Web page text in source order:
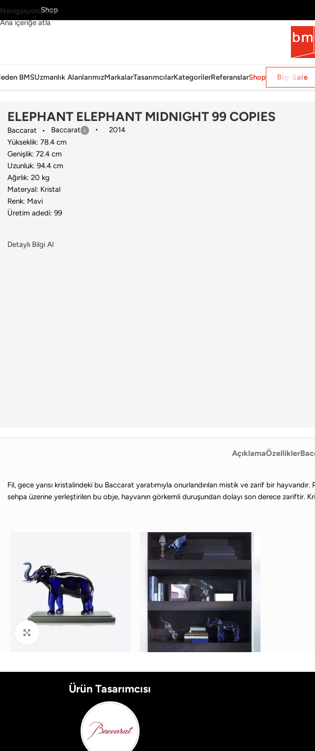
Navigasyona atla
Ana içeriğe atla
KeşfetShop
BMSUzmanlık AlanlarımızMarkalarTasarımcılarKategorilerReferanslarShop Big Sale
Ana Sayfa›Aksesuar›Dekoratif Obje›Baccarat›ELEPHANT ELEPHANT MIDNIGHT 99 COPIES
ELEPHANT ELEPHANT MIDNIGHT 99 COPIES
Baccarat Baccarat
2014
Yükseklik: 78.4 cm
Genişlik: 72.4 cm
Uzunluk: 94.4 cm
Ağırlık: 20 kg
Materyal: Kristal
Renk: Mavi
Üretim adedi: 99
Detaylı Bilgi Al
AçıklamaÖzellikler
Fil, gece yarısı kristalindeki bu Baccarat yaratımıyla onurlandırılan mistik ve zarif bir
sehpa üzerine yerleştirilen bu obje, hayvanın görkemli duruşundan dolayı son derece zariftir.
Ürün Tasarımcısı